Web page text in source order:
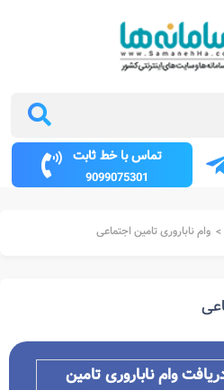
تماس با خط ثابت
9099075301
> وام ناباروری تامین اجتماعی
وام ناباروری تامین